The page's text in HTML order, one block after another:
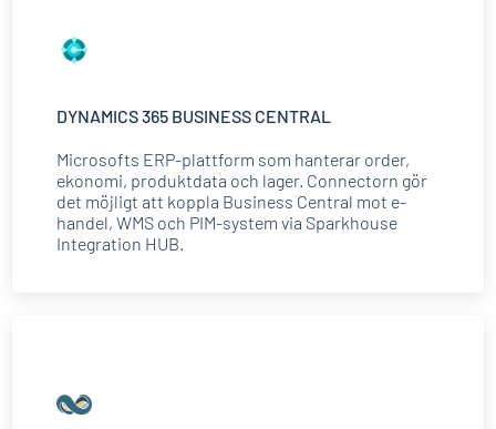
DYNAMICS 365 BUSINESS CENTRAL
Microsofts ERP-plattform som hanterar order,
ekonomi, produktdata och lager. Connectorn gör
det möjligt att koppla Business Central mot e-
handel, WMS och PIM-system via Sparkhouse
Integration HUB.